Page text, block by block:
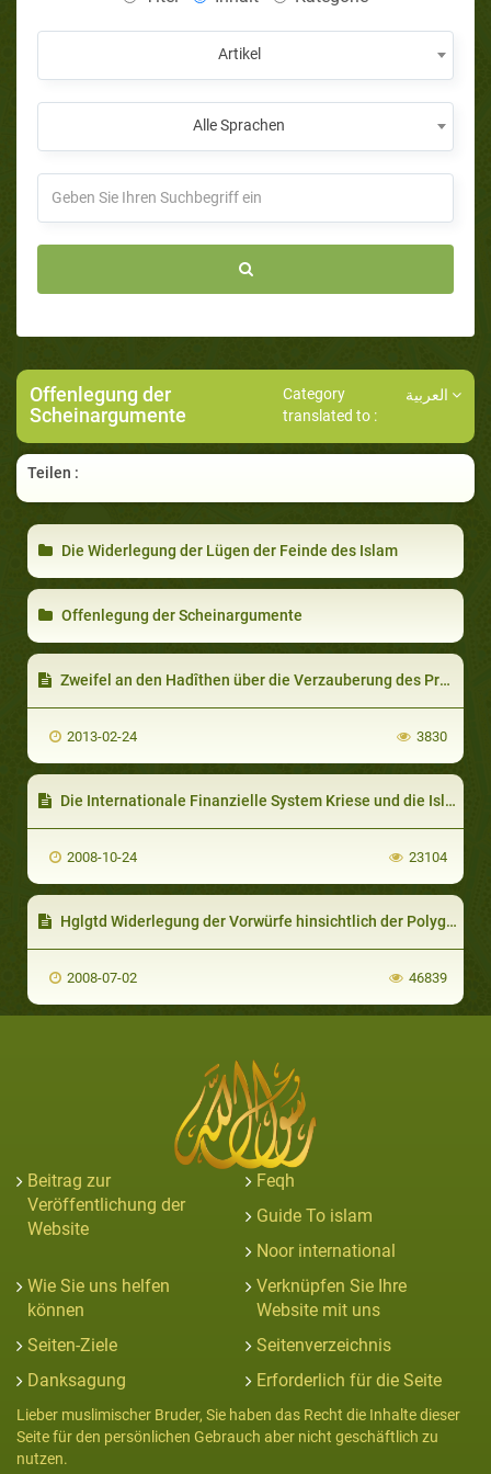
Artikel
Alle Sprachen
Offenlegung der
Scheinargumente
Category
translated to :
Teilen :
Die Widerlegung der Lügen der Feinde des Islam
Offenlegung der Scheinargumente
Zweifel an den Hadîthen über die Verzauberung des Propheten
2013-02-24 3830
Die Internationale Finanzielle System Kriese und die Islamische Loesung
2008-10-24 23104
Hglgtd Widerlegung der Vorwürfe hinsichtlich der Polygamie im Islam
2008-07-02 46839
Beitrag zur
Veröffentlichung der
Website
Feqh
Guide To islam
Noor international
Wie Sie uns helfen
können
Verknüpfen Sie Ihre
Website mit uns
Seiten-Ziele
Seitenverzeichnis
Danksagung
Erforderlich für die Seite
Lieber muslimischer Bruder, Sie haben das Recht die Inhalte dieser
Seite für den persönlichen Gebrauch aber nicht geschäftlich zu
nutzen.